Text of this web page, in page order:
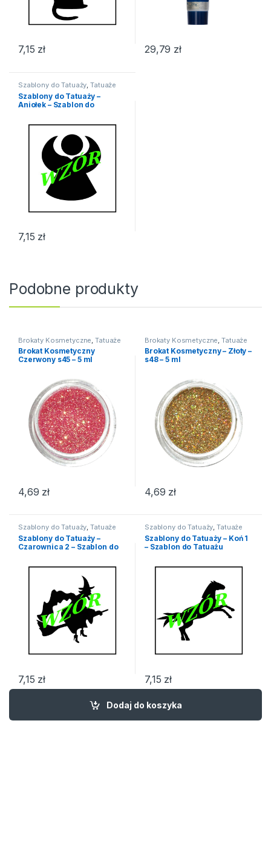
Dodaj do koszyka
7,15 zł 29,79 zł
Szablony do Tatuaży ,Tatuaże
Szablony do Tatuaży –
Aniołek – Szablon do
7,15 zł
Podobne produkty
Brokaty Kosmetyczne ,Tatuaże
Brokat Kosmetyczny
Czerwony s45 – 5 ml
4,69 zł
Brokaty Kosmetyczne ,Tatuaże
Brokat Kosmetyczny – Złoty –
s48 – 5 ml
4,69 zł
Szablony do Tatuaży,Tatuaże
Szablony do Tatuaży –
Czarownica 2 – Szablon do
7,15 zł
Szablony do Tatuaży,Tatuaże
Szablony do Tatuaży – Koń 1
– Szablon do Tatuażu
7,15 zł